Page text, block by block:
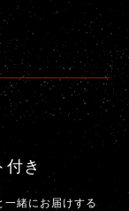
き
一緒にお届けする